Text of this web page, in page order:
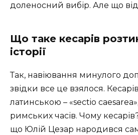
доленосний вибір. Але що
Що таке кесарів
історії
Так, навіювання минулого
звідки все це взялося.
латинською – «sectio
римських часів. Чому
що Юлій Цезар народився